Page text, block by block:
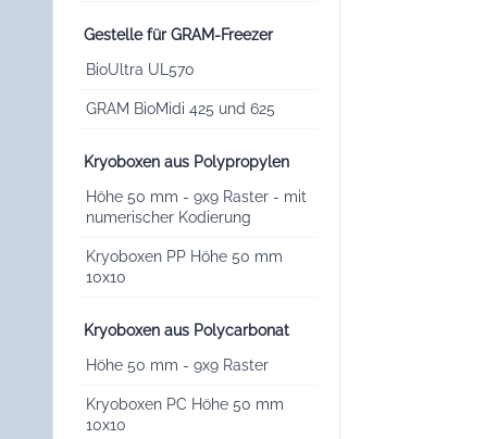
Gestelle für GRAM-Freezer
BioUltra UL570
GRAM BioMidi 425 und 625
Kryoboxen aus Polypropylen
Höhe 50 mm - 9x9 Raster - mit
numerischer Kodierung
Kryoboxen PP Höhe 50 mm
10x10
Kryoboxen aus Polycarbonat
Höhe 50 mm - 9x9 Raster
Kryoboxen PC Höhe 50 mm
10x10